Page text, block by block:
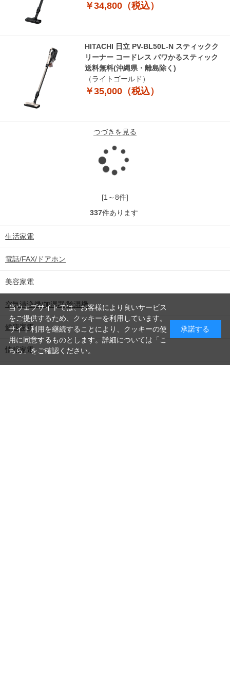
￥34,800（税込）
HITACHI 日立 PV-BL50L-N スティックク
リーナー コードレス パワかるスティック
送料無料(沖縄県・離島除く)
（ライトゴールド）
￥35,000（税込）
つづきを見る
み
み
中
[1～8件]
337件あります
生活家電
電話/FAX/ドアホン
美容家電
空気清浄機/加湿器/除湿機
健康家電
情報家電
当ウェブサイトでは、お客様により良いサービス
をご提供するため、クッキーを利用しています。
サイト利用を継続することにより、クッキーの使
用に同意するものとします。詳細については「こ
ちら」をご確認ください。
承諾する